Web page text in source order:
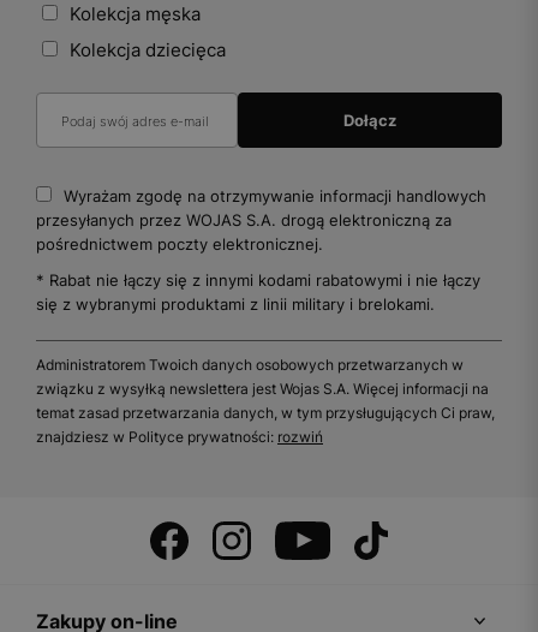
Kolekcja męska
Kolekcja dziecięca
Wyrażam zgodę na otrzymywanie informacji handlowych
przesyłanych przez WOJAS S.A. drogą elektroniczną za
pośrednictwem poczty elektronicznej.
* Rabat nie łączy się z innymi kodami rabatowymi i nie łączy
się z wybranymi produktami z linii military i brelokami.
Administratorem Twoich danych osobowych przetwarzanych w
związku z wysyłką newslettera jest Wojas S.A. Więcej informacji na
temat zasad przetwarzania danych, w tym przysługujących Ci praw,
znajdziesz w Polityce prywatności: rozwiń
Zakupy on-line